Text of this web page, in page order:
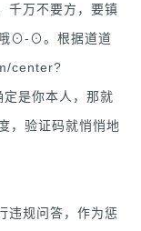
千万不要方，要镇
哦⊙-⊙。根据道道
center?
是你本人，那就
，验证码就悄悄地
违规问答，作为惩